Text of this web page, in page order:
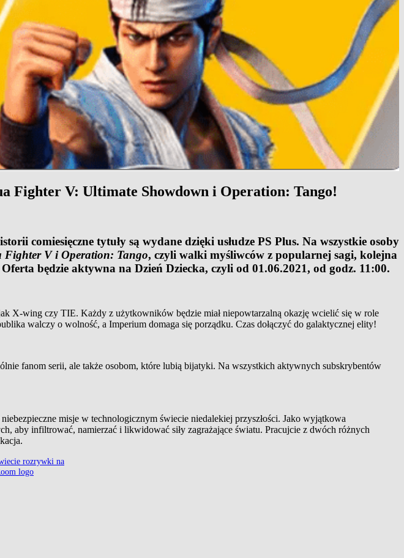
Fighter V: Ultimate Showdown i Operation: Tango!
comiesięczne tytuły są wydane dzięki usłudze PS Plus. Na wszystkie osoby
Fighter V i Operation: Tango, czyli walki myśliwców z popularnej sagi, kolejna
będzie aktywna na Dzień Dziecka, czyli od 01.06.2021, od godz. 11:00.
X-wing czy TIE. Każdy z użytkowników będzie miał niepowtarzalną okazję wcielić się w role
walczy o wolność, a Imperium domaga się porządku. Czas dołączyć do galaktycznej elity!
fanom serii, ale także osobom, które lubią bijatyki. Na wszystkich aktywnych subskrybentów
misje w technologicznym świecie niedalekiej przyszłości. Jako wyjątkowa
aby infiltrować, namierzać i likwidować siły zagrażające światu. Pracujcie z dwóch różnych
rozrywki na